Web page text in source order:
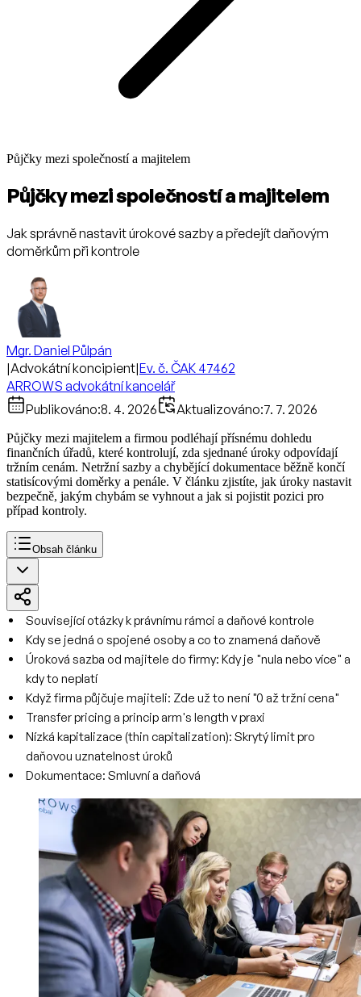
Půjčky mezi společností a majitelem
Půjčky mezi společností a majitelem
Jak správně nastavit úrokové sazby a předejít daňovým
doměrkům při kontrole
Mgr. Daniel Půlpán
|Advokátní koncipient|Ev. č. ČAK 47462
ARROWS advokátní kancelář
Publikováno:8. 4. 2026 Aktualizováno:7. 7. 2026
Půjčky mezi majitelem a firmou podléhají přísnému dohledu
finančních úřadů, které kontrolují, zda sjednané úroky odpovídají
tržním cenám. Netržní sazby a chybějící dokumentace běžně končí
statisícovými doměrky a penále. V článku zjistíte, jak úroky nastavit
bezpečně, jakým chybám se vyhnout a jak si pojistit pozici pro
případ kontroly.
Obsah článku
Související otázky k právnímu rámci a daňové kontrole
Kdy se jedná o spojené osoby a co to znamená daňově
Úroková sazba od majitele do firmy: Kdy je "nula nebo více" a
kdy to neplatí
Když firma půjčuje majiteli: Zde už to není "0 až tržní cena"
Transfer pricing a princip arm's length v praxi
Nízká kapitalizace (thin capitalization): Skrytý limit pro
daňovou uznatelnost úroků
Dokumentace: Smluvní a daňová